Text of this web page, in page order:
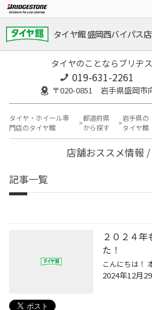
タイヤ館 盛岡西バイパス店
タイヤのことならブリヂ
019-631-2261
〒020-0851 岩手県盛岡市
タイヤ・ホイール専
門店のタイヤ館
都道府県
から探す
岩手県の
タイヤ館
店舗おススメ情報
記事一覧
２０２４
た！
2024年12月